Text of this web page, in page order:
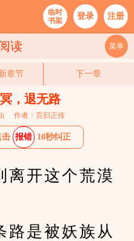
临时
书架
登录 注册
读 菜单
章节 下一章
，退无路
作者：言归正传
击 报错 10秒纠正
开这个荒漠
是被妖族从